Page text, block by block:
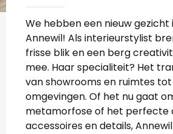
We hebben een nieuw gezicht
Annewil! Als interieurstylist
frisse blik en een berg
mee. Haar specialiteit? Het
van showrooms en ruimtes
omgevingen. Of het nu gaat
metamorfose of het perfecte
accessoires en details,